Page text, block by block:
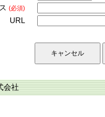
(必須)
URL
会社